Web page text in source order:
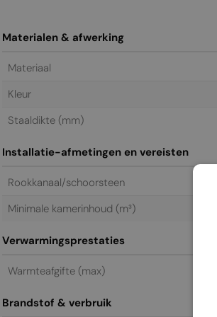
Materialen & afwerking
Materiaal
Kleur
Staal­dikte (mm)
Installatie-afmetingen en vereisten
Rookkanaal/schoorsteen
Minimale kamerinhoud (m³)
Verwarmingsprestaties
Warmteafgifte (max)
Brandstof & verbruik